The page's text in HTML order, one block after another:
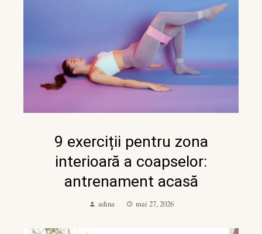
9 exerciții pentru zona
interioară a coapselor:
antrenament acasă
adina mai 27, 2026